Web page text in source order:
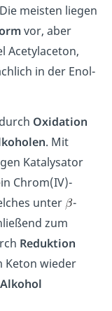
meisten liegen
vor, aber
Acetylaceton,
in der Enol-
Oxidation
. Mit
Katalysator
Chrom(IV)-
unter
-
zum
Reduktion
Keton wieder
Alkohol